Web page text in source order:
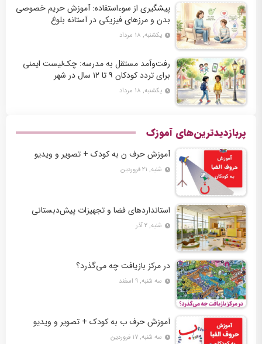
پیشگیری از سوءاستفاده: آموزش حریم خصوصی
بدن و مرزهای فیزیکی در آستانه بلوغ
یکشنبه, ۱۸ مرداد
رفت‌وآمد مستقل به مدرسه: چک‌لیست ایمنی
برای تردد کودکان ۹ تا ۱۲ سال در شهر
یکشنبه, ۱۸ مرداد
پربازدیدترین‌های آموزک
آموزش حرف ن به کودک + تصویر و ویدیو
شنبه, ۲۱ فروردین
استانداردهای فضا و تجهیزات پیش‌دبستانی
شنبه, ۲ آذر
در مرکز بازیافت چه می‌گذرد؟
سه شنبه, ۹ اسفند
آموزش حرف ب به کودک + تصویر و ویدیو
سه شنبه, ۱۷ فروردین